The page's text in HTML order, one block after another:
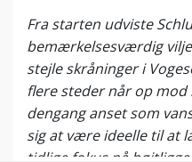
Fra starten udviste
bemærkelsesværdig
stejle skråninger i
flere steder når op mod
dengang anset som
sig at være ideelle til at
tidlige fokus på